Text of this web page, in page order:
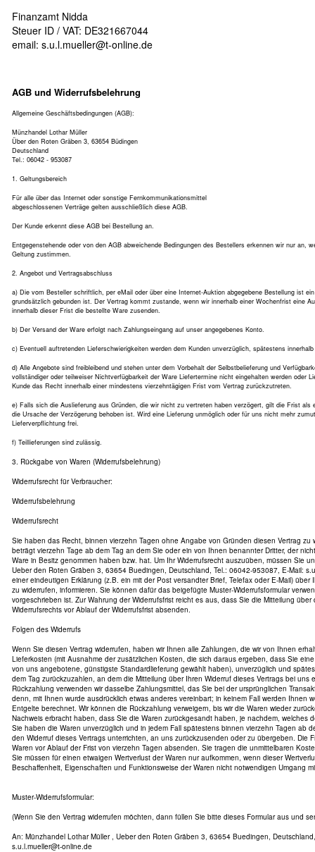
Finanzamt Nidda
Steuer ID / VAT: DE321667044
email: s.u.l.mueller@t-online.de
AGB und Widerrufsbelehrung
Allgemeine Geschäftsbedingungen (AGB):
Münzhandel Lothar Müller
Über den Roten Gräben 3, 63654 Büdingen
Deutschland
Tel.: 06042 - 953087
1. Geltungsbereich
Für alle über das Internet oder sonstige Fernkommunikationsmittel
abgeschlossenen Verträge gelten ausschließlich diese AGB.
Der Kunde erkennt diese AGB bei Bestellung an.
Entgegenstehende oder von den AGB abweichende Bedingungen des Bestellers erkennen wir nur an,
Geltung zustimmen.
2. Angebot und Vertragsabschluss
a) Die vom Besteller schriftlich, per eMail oder über eine Internet-Auktion abgegebene Bestellung ist
grundsätzlich gebunden ist. Der Vertrag kommt zustande, wenn wir innerhalb einer Wochenfrist eine
innerhalb dieser Frist die bestellte Ware zusenden.
b) Der Versand der Ware erfolgt nach Zahlungseingang auf unser angegebenes Konto.
c) Eventuell auftretenden Lieferschwierigkeiten werden dem Kunden unverzüglich, spätestens
d) Alle Angebote sind freibleibend und stehen unter dem Vorbehalt der Selbstbelieferung und
vollständiger oder teilweiser Nichtverfügbarkeit der Ware Liefertermine nicht eingehalten werden oder
Kunde das Recht innerhalb einer mindestens vierzehntägigen Frist vom Vertrag zurückzutreten.
e) Falls sich die Auslieferung aus Gründen, die wir nicht zu vertreten haben verzögert, gilt die Frist als
die Ursache der Verzögerung behoben ist. Wird eine Lieferung unmöglich oder für uns nicht mehr
Lieferverpflichtung frei.
f) Teillieferungen sind zulässig.
3. Rückgabe von Waren (Widerrufsbelehrung)
Widerrufsrecht für Verbraucher:
Widerrufsbelehrung
Widerrufsrecht
Sie haben das Recht, binnen vierzehn Tagen ohne Angabe von Gründen diesen Vertrag zu
beträgt vierzehn Tage ab dem Tag an dem Sie oder ein von Ihnen benannter Dritter, der
Ware in Besitz genommen haben bzw. hat. Um Ihr Widerrufsrecht auszuüben, müssen Sie
Ueber den Roten Gräben 3, 63654 Buedingen, Deutschland, Tel.: 06042-953087, E-Mail:
einer eindeutigen Erklärung (z.B. ein mit der Post versandter Brief, Telefax oder E-Mail) über
zu widerrufen, informieren. Sie können dafür das beigefügte Muster-Widerrufsformular
vorgeschrieben ist. Zur Wahrung der Widerrufsfrist reicht es aus, dass Sie die Mitteilung
Widerrufsrechts vor Ablauf der Widerrufsfrist absenden.
Folgen des Widerrufs
Wenn Sie diesen Vertrag widerrufen, haben wir Ihnen alle Zahlungen, die wir von Ihnen
Lieferkosten (mit Ausnahme der zusätzlichen Kosten, die sich daraus ergeben, dass Sie
von uns angebotene, günstigste Standardlieferung gewählt haben), unverzüglich und
dem Tag zurückzuzahlen, an dem die Mitteilung über Ihren Widerruf dieses Vertrags bei uns
Rückzahlung verwenden wir dasselbe Zahlungsmittel, das Sie bei der ursprünglichen
denn, mit Ihnen wurde ausdrücklich etwas anderes vereinbart; in keinem Fall werden Ihnen
Entgelte berechnet. Wir können die Rückzahlung verweigern, bis wir die Waren wieder
Nachweis erbracht haben, dass Sie die Waren zurückgesandt haben, je nachdem, welches
Sie haben die Waren unverzüglich und in jedem Fall spätestens binnen vierzehn Tagen ab
den Widerruf dieses Vertrags unterrichten, an uns zurückzusenden oder zu übergeben. Die
Waren vor Ablauf der Frist von vierzehn Tagen absenden. Sie tragen die unmittelbaren
Sie müssen für einen etwaigen Wertverlust der Waren nur aufkommen, wenn dieser
Beschaffenheit, Eigenschaften und Funktionsweise der Waren nicht notwendigen Umgang
Muster-Widerrufsformular:
(Wenn Sie den Vertrag widerrufen möchten, dann füllen Sie bitte dieses Formular aus und
An: Münzhandel Lothar Müller , Ueber den Roten Gräben 3, 63654 Buedingen,
s.u.l.mueller@t-online.de